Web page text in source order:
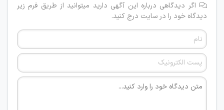
اگر دیدگاهی درباره این آگهی دارید میتوانید از طریق فرم زیر
دیدگاه خود را در سایت درج کنید.